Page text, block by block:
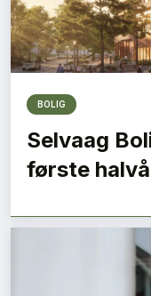
BOLIG
Selvaag
første